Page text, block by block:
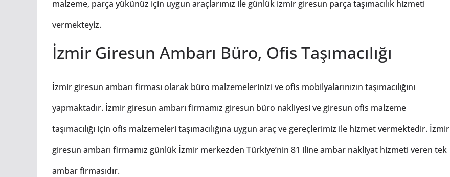
malzeme, parça yükünüz için uygun araçlarımız ile günlük izmir giresun parça taşımacılık hizmeti
vermekteyiz.
İzmir Giresun Ambarı Büro, Ofis Taşımacılığı
İzmir giresun ambarı firması olarak büro malzemelerinizi ve ofis mobilyalarınızın taşımacılığını
yapmaktadır. İzmir giresun ambarı firmamız giresun büro nakliyesi ve giresun ofis malzeme
taşımacılığı için ofis malzemeleri taşımacılığına uygun araç ve gereçlerimiz ile hizmet vermektedir. İzmir
giresun ambarı firmamız günlük İzmir merkezden Türkiye’nin 81 iline ambar nakliyat hizmeti veren tek
ambar firmasıdır.